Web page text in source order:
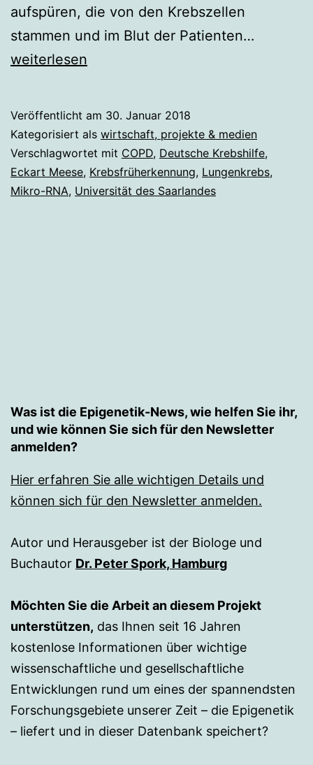
aufspüren, die von den Krebszellen
stammen und im Blut der Patienten…
weiterlesen
Veröffentlicht am 30. Januar 2018
Kategorisiert als wirtschaft, projekte & medien
Verschlagwortet mit COPD, Deutsche Krebshilfe,
Eckart Meese, Krebsfrüherkennung, Lungenkrebs,
Mikro-RNA, Universität des Saarlandes
Was ist die Epigenetik-News, wie helfen Sie ihr,
und wie können Sie sich für den Newsletter
anmelden?
Hier erfahren Sie alle wichtigen Details und
können sich für den Newsletter anmelden.
Autor und Herausgeber ist der Biologe und
Buchautor Dr. Peter Spork, Hamburg
Möchten Sie die Arbeit an diesem Projekt
unterstützen, das Ihnen seit 16 Jahren
kostenlose Informationen über wichtige
wissenschaftliche und gesellschaftliche
Entwicklungen rund um eines der spannendsten
Forschungsgebiete unserer Zeit – die Epigenetik
– liefert und in dieser Datenbank speichert?